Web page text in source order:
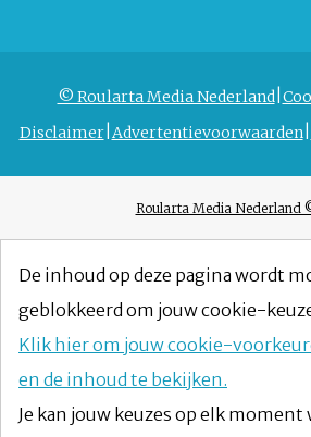
© Roularta Media Nederland
Disclaimer Advertentievoorwaarden
Roularta Media Nederland
De inhoud op deze pagina wordt
geblokkeerd om jouw cookie-
Klik hier om jouw cookie-
en de inhoud te bekijken.
Je kan jouw keuzes op elk